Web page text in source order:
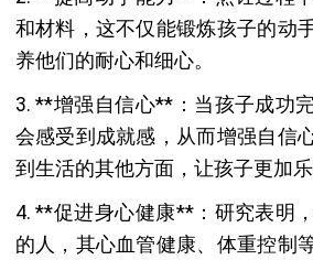
和材料，这不仅能锻炼孩子的动
养他们的耐心和细心。
3. **增强自信心**：当孩子成功
会感受到成就感，从而增强自信
到生活的其他方面，让孩子更加乐
4. **促进身心健康**：研究表明
的人，其心血管健康、体重控制